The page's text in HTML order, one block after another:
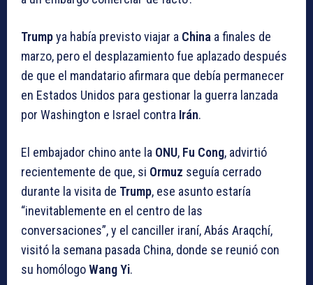
Trumpya había previsto viajar a China a finales de
marzo, pero el desplazamiento fue aplazado después
de que el mandatario afirmara que debía permanecer
en Estados Unidos para gestionar la guerra lanzada
por Washington e Israel contra Irán.
El embajador chino ante la ONU, Fu Cong, advirtió
recientemente de que, si Ormuz seguía cerrado
durante la visita de Trump, ese asunto estaría
“inevitablemente en el centro de las
conversaciones”, y el canciller iraní, Abás Araqchí,
visitó la semana pasada China, donde se reunió con
su homólogoWang Yi.